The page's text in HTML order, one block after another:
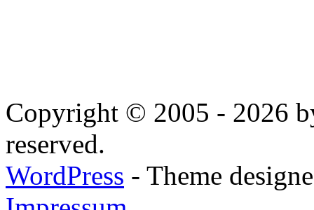
Copyright © 2005 - 2026
reserved.
WordPress - Theme